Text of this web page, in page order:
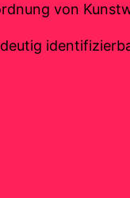
von